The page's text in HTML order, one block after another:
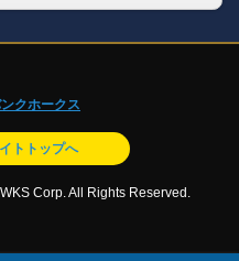
トトップへ
Corp. All Rights Reserved.